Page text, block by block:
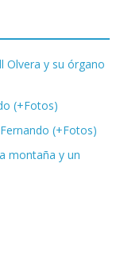
Olvera y su órgano
(+Fotos)
(+Fotos)
montaña y un